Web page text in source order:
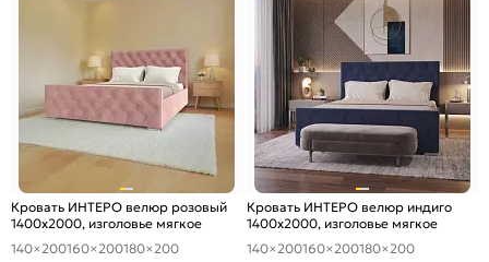
Кровать ИНТЕРО велюр розовый
1400x2000, изголовье мягкое
140×200160×200180×200
Кровать ИНТЕРО велюр индиго
1400x2000, изголовье мягкое
140×200160×200180×200